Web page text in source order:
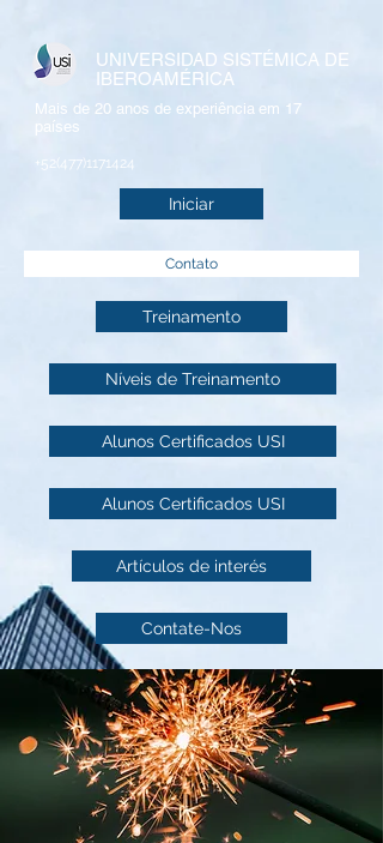
UNIVERSIDAD SISTÉMICA DE
IBEROAMÉRICA
Mais de 20 anos de experiência em 17
países
+52(477)1171424
Iniciar
Contato
Treinamento
Níveis de Treinamento
Alunos Certificados USI
Alunos Certificados USI
Artículos de interés
Contate-Nos